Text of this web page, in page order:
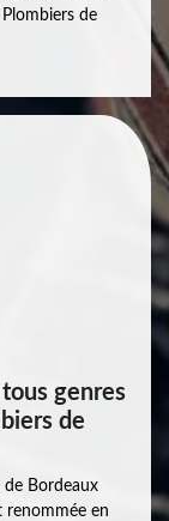
de
genres
de
de Bordeaux
renommée en